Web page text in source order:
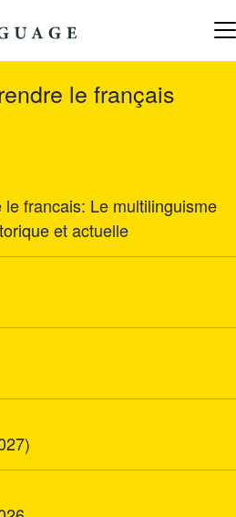
le français
francais: Le multilinguisme
et actuelle